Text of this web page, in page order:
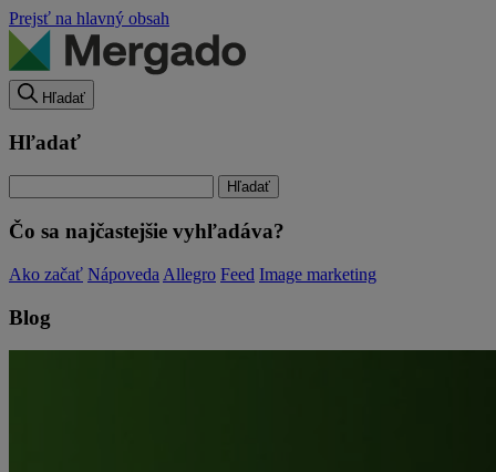
Prejsť na hlavný obsah
Hľadať
Hľadať
Čo sa najčastejšie vyhľadáva?
Ako začať Nápoveda Allegro Feed Image marketing
Blog